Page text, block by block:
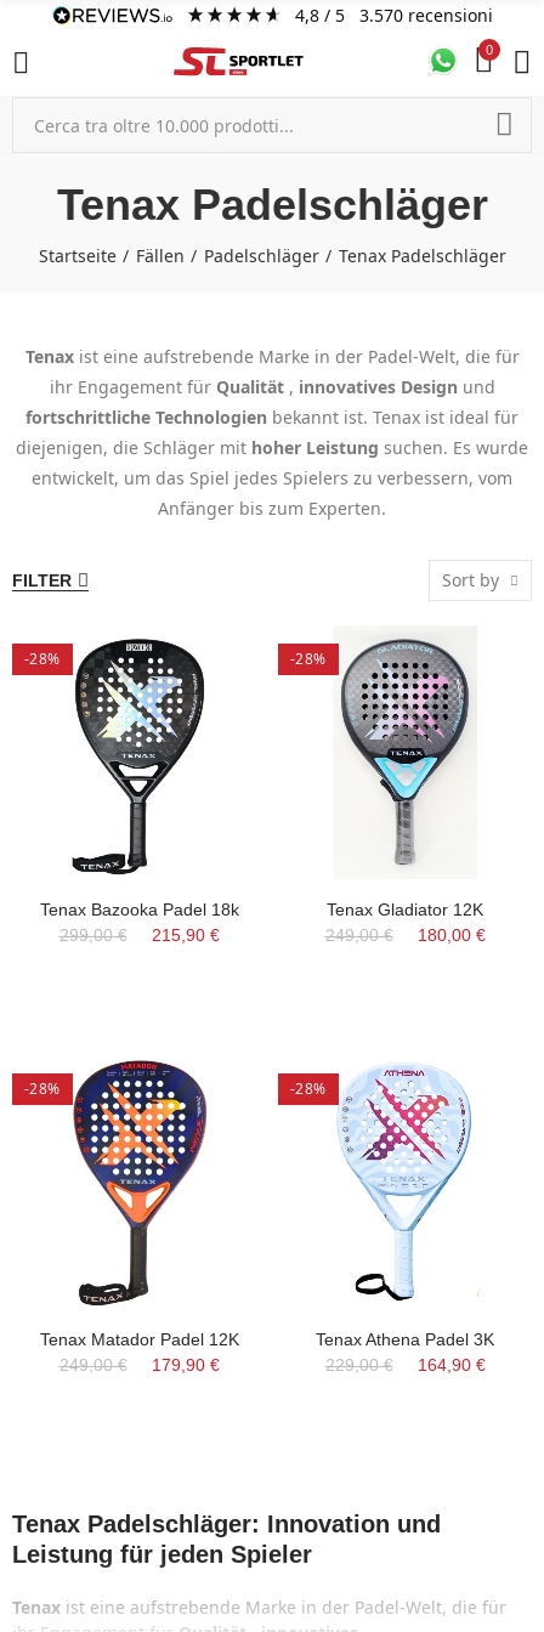
4,8/ 5 3.570 recensioni
0
Tenax Padelschläger
Startseite Fällen Padelschläger Tenax Padelschläger
Tenaxist eine aufstrebende Marke in der Padel-Welt, die für
ihr Engagement für Qualität, innovatives Design und
fortschrittliche Technologien bekannt ist. Tenax ist ideal für
diejenigen, die Schläger mit hoher Leistung suchen. Es wurde
entwickelt, um das Spiel jedes Spielers zu verbessern, vom
Anfänger bis zum Experten.
FILTER Sort by
-28%
Tenax Bazooka Padel 18k
299,00 €
215,90 €
-28%
Tenax Gladiator 12K
249,00 €
180,00 €
-28%
Tenax Matador Padel 12K
249,00 €
179,90 €
-28%
Tenax Athena Padel 3K
229,00 €
164,90 €
Tenax Padelschläger: Innovation und
Leistung für jeden Spieler
Tenax ist eine aufstrebende Marke in der Padel-Welt, die für